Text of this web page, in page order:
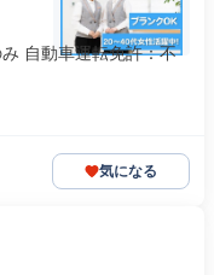
自動車運転免許：不
気になる